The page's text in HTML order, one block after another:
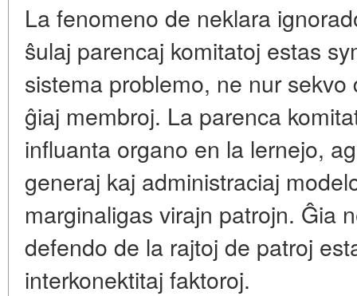
La fenomeno de neklara
ŝulaj parencaj komitatoj estas
sistema problemo, ne nur
ĝiaj membroj. La parenca
influanta organo en la lernejo,
generaj kaj administraciaj
marginaligas virajn patrojn. Ĝia
defendo de la rajtoj de patroj
interkonektitaj faktoroj.